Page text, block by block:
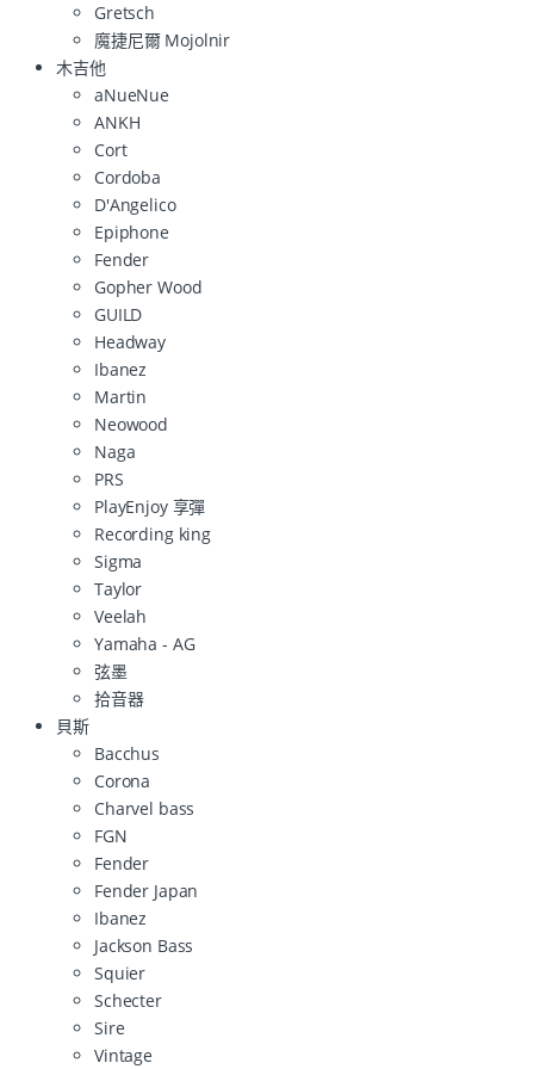
Gretsch
魔捷尼爾 Mojolnir
木吉他
aNueNue
ANKH
Cort
Cordoba
D'Angelico
Epiphone
Fender
Gopher Wood
GUILD
Headway
Ibanez
Martin
Neowood
Naga
PRS
PlayEnjoy 享彈
Recording king
Sigma
Taylor
Veelah
Yamaha - AG
弦墨
拾音器
貝斯
Bacchus
Corona
Charvel bass
FGN
Fender
Fender Japan
Ibanez
Jackson Bass
Squier
Schecter
Sire
Vintage